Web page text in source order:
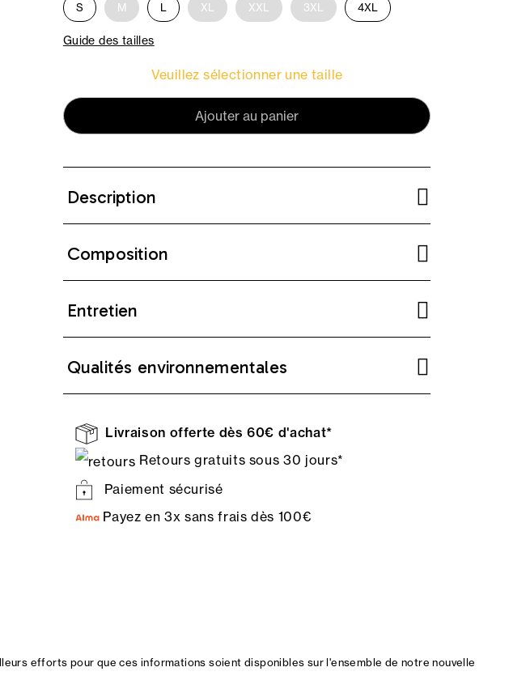
S M L XL XXL 3XL 4XL
Guide des tailles
Veuillez sélectionner une taille
Ajouter au panier
Description
Composition
Entretien
Qualités environnementales
Livraison offerte dès 60€ d'achat*
Retours gratuits sous 30 jours*
Paiement sécurisé
Payez en 3x sans frais dès 100€
efforts pour que ces informations soient disponibles sur l'ensemble de notre nouvelle